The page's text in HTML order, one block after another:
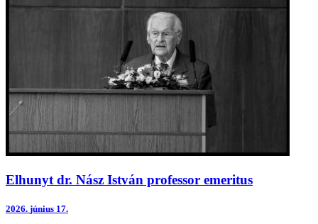
Elhunyt dr. Nász István professor emeritus
2026. június 17.